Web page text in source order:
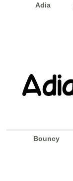
Adia
Bouncy